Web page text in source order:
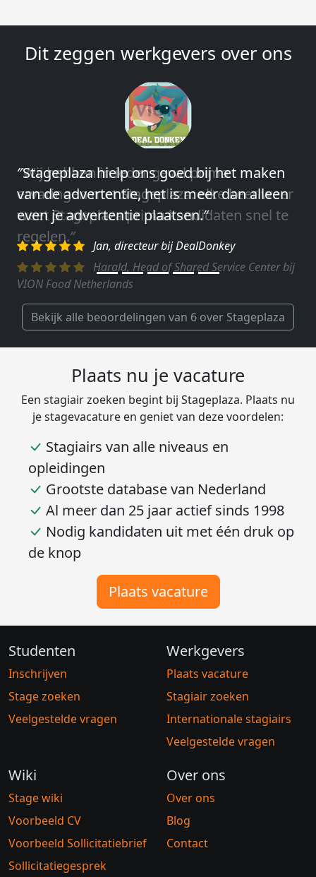
Dit zeggen werkgevers over ons
″Wij hebben in ieder geval prima
ervaringen met Stageplaza: elke keer weer
weet Stageplaza prima kandidaten snel te
regelen.″
Harald, Head of Shared Service Center bij
VION Food Netherlands
Bekijk alle beoordelingen van 6 over Stageplaza
Plaats nu je vacature
Een stagiair zoeken begint bij Stageplaza. Plaats nu
je stagevacature en geniet van deze voordelen:
Stagiairs van alle niveaus en
opleidingen
Grootste database van Nederland
Al meer dan 25 jaar actief sinds 1998
Nodig kandidaten uit met één druk op
de knop
Plaats vacature
Studenten
Inschrijven
Stage zoeken
Veelgestelde vragen
Werkgevers
Plaats vacature
Stagiair zoeken
Internationale stagiairs
Veelgestelde vragen
Wiki
Stage wiki
Voorbeeld CV
Voorbeeld Sollicitatiebrief
Sollicitatiegesprek
Over ons
Over ons
Blog
Contact